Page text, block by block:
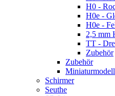
H0 -
H0e -
H0e -
2,5 mm
TT -
Zubehör
Zubehör
Schirmer
Seuthe